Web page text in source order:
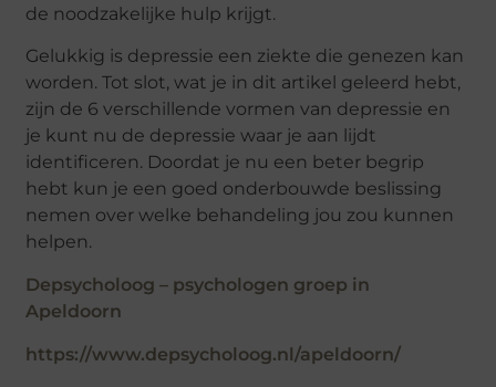
de noodzakelijke hulp krijgt.
Gelukkig is depressie een ziekte die genezen kan
worden. Tot slot, wat je in dit artikel geleerd hebt,
zijn de 6 verschillende vormen van depressie en
je kunt nu de depressie waar je aan lijdt
identificeren. Doordat je nu een beter begrip
hebt kun je een goed onderbouwde beslissing
nemen over welke behandeling jou zou kunnen
helpen.
Depsycholoog – psychologen groep in
Apeldoorn
https://www.depsycholoog.nl/apeldoorn/